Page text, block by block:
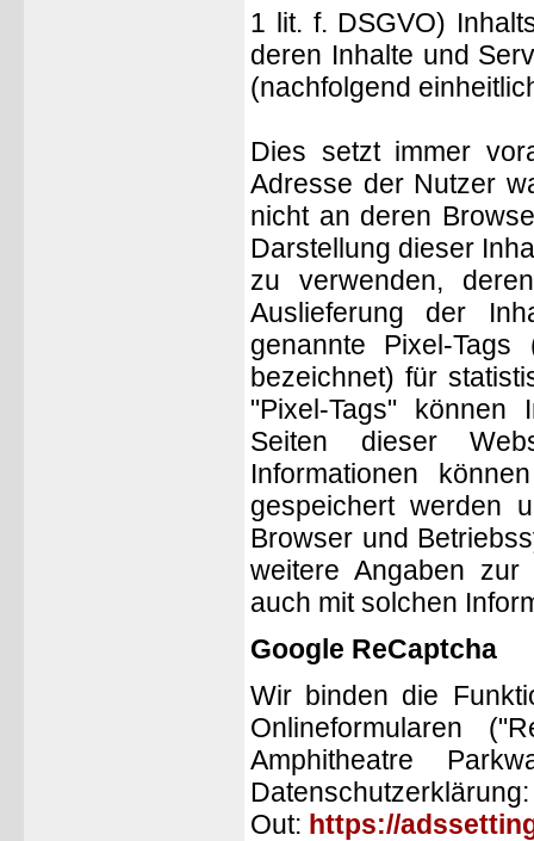
1 lit. f. DSGVO)
deren Inhalte und
(nachfolgend
Dies setzt immer
Adresse der Nutzer
nicht an deren
Darstellung dieser
zu verwenden,
Auslieferung der
genannte Pixel-
bezeichnet) für
"Pixel-Tags" können
Seiten dieser
Informationen
gespeichert werden
Browser und
weitere Angaben zur
auch mit solchen
Google ReCaptcha
Wir binden die
Onlineformularen
Amphitheatre
Out: https://